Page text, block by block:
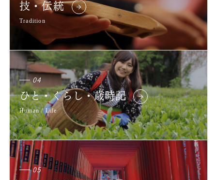
技・伝統
Tradition
04
ひと・くらし・歳時記
Human / Life
05